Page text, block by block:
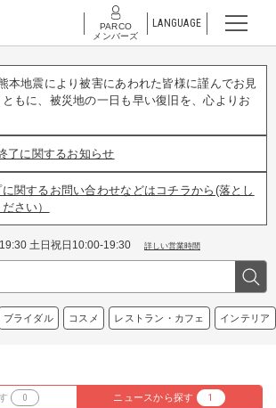
PARCO
メンバーズ
LANGUAGE
本地震により被害にあわれた皆様に謹んでお見
もに、被災地の一日も早い復旧を、心よりお
了に関するお知らせ
関するお問い合わせなどはコチラから(落とし
さい）
土日祝日10:00-19:30 詳しい営業時間
ブライダル コスメ レストラン・カフェ インテリア
0 ニュースから探す 1